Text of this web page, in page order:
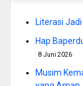
Literasi
Hap
8 Juni 2026
Musim